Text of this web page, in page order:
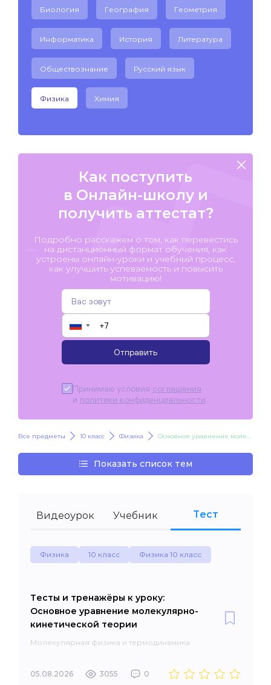
Биология География Геометрия
Информатика История Литература
Обществознание Русский язык
Физика Химия
Как поступить
в Онлайн-школу и
получить аттестат?
Подробно расскажем о том, как перевестись
на дистанционный формат обучения, как
устроены онлайн-уроки и учебный процесс,
как улучшить успеваемость и повысить
мотивацию!
▼
Отправить
Принимаю условия соглашения
и политики конфиденциальности
Все предметы 10 класс Физика Основное уравнение молекулярно-кинетической теории
Показать список тем
Видеоурок Учебник Тест
Физика 10 класс Физика 10 класс
Тесты и тренажёры к уроку:
Основное уравнение молекулярно-
кинетической теории
Молекулярная физика и термодинамика
05.08.2026 3055 0